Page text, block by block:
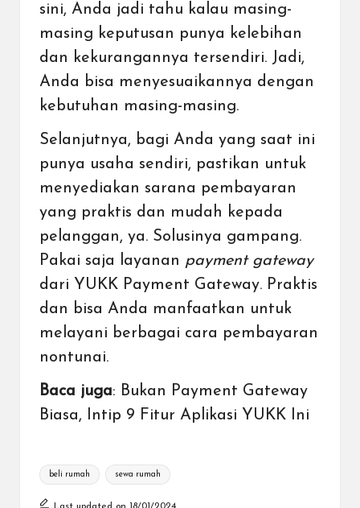
sini, Anda jadi tahu kalau masing-
masing keputusan punya kelebihan
dan kekurangannya tersendiri. Jadi,
Anda bisa menyesuaikannya dengan
kebutuhan masing-masing.
Selanjutnya, bagi Anda yang saat ini
punya usaha sendiri, pastikan untuk
menyediakan sarana pembayaran
yang praktis dan mudah kepada
pelanggan, ya. Solusinya gampang.
Pakai saja layanan payment gateway
dari YUKK Payment Gateway. Praktis
dan bisa Anda manfaatkan untuk
melayani berbagai cara pembayaran
nontunai.
Baca juga: Bukan Payment Gateway
Biasa, Intip 9 Fitur Aplikasi YUKK Ini
Tags:
beli rumah sewa rumah